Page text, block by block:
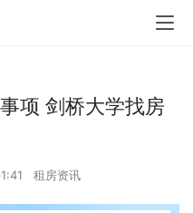
项 剑桥大学找房
租房资讯